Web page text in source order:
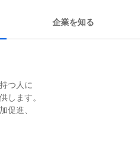
企業を知る
つ人に
します。
促進、